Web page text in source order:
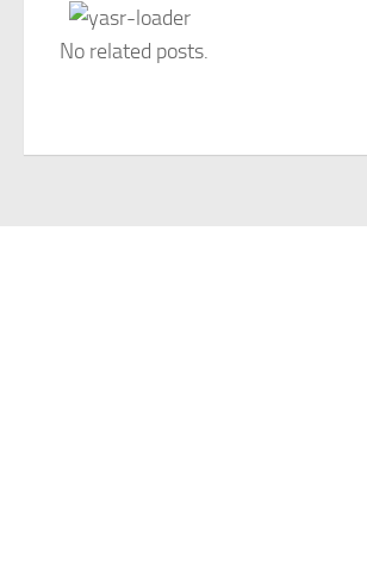
No related posts.